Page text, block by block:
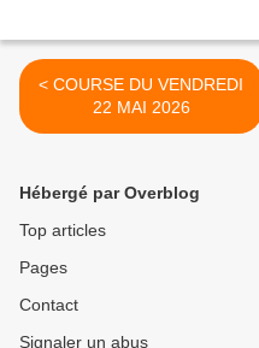
< COURSE DU VENDREDI
22 MAI 2026
Hébergé par Overblog
Top articles
Pages
Contact
Signaler un abus